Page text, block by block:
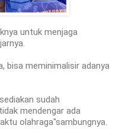
untuk menjaga
bisa meminimalisir adanya
sudah
mendengar ada
olahraga"sambungnya.